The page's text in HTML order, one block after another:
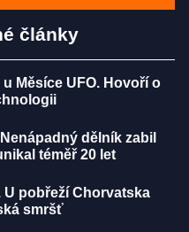
články
Měsíce UFO. Hovoří o
dělník zabil
téměř 20 let
U pobřeží Chorvatska
smršť